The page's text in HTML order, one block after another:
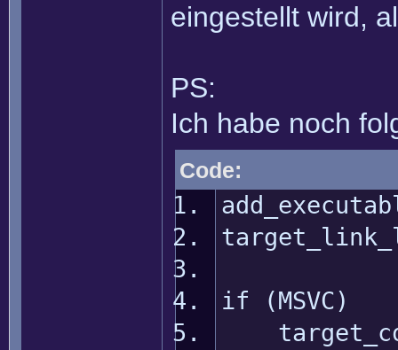
eingestellt wird,
PS:
Ich habe noch
Code:
if (MSVC)